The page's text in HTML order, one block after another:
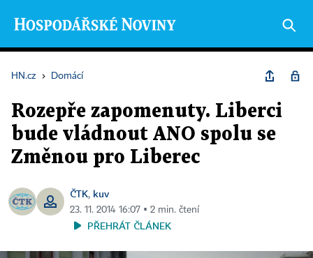
HN.cz › Domácí
Rozepře zapomenuty. Liberci
bude vládnout ANO spolu se
Změnou pro Liberec
ČTK, kuv
23. 11. 2014 16:07 ▪ 2 min. čtení
PŘEHRÁT ČLÁNEK